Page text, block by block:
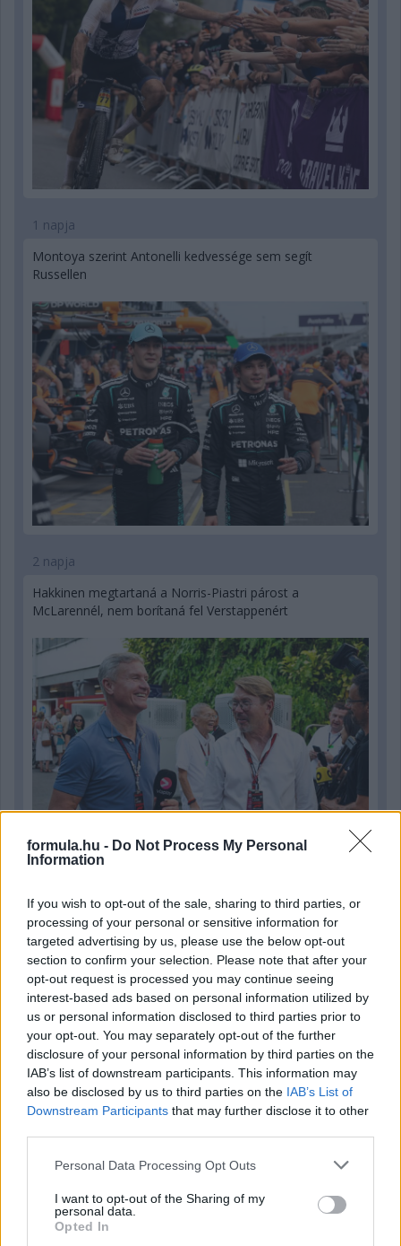
formula.hu - Do Not Process My Personal
Information
If you wish to opt-out of the sale, sharing to third parties, or
processing of your personal or sensitive information for
targeted advertising by us, please use the below opt-out
section to confirm your selection. Please note that after your
opt-out request is processed you may continue seeing
interest-based ads based on personal information utilized by
us or personal information disclosed to third parties prior to
your opt-out. You may separately opt-out of the further
disclosure of your personal information by third parties on the
IAB’s list of downstream participants. This information may
also be disclosed by us to third parties on the IAB’s List of
Downstream Participants that may further disclose it to other
Please note that this website/app uses one or more Google
not limited to your visit or usage behaviour. You may click to
grant or deny consent to Google and its third-party tags to
use your data for below specified purposes in below Google
Personal Data Processing Opt Outs
I want to opt-out of the Sharing of my
personal data.
Opted In
1 napja
Montoya szerint Antonelli kedvessége sem segít
Russellen
2 napja
Hakkinen megtartaná a Norris-Piastri párost a
McLarennél, nem borítaná fel Verstappenért
2 napja
Megvan, mikor kezdődik az F1-es Bahreini Nagydíj
Malajziában
3 napja